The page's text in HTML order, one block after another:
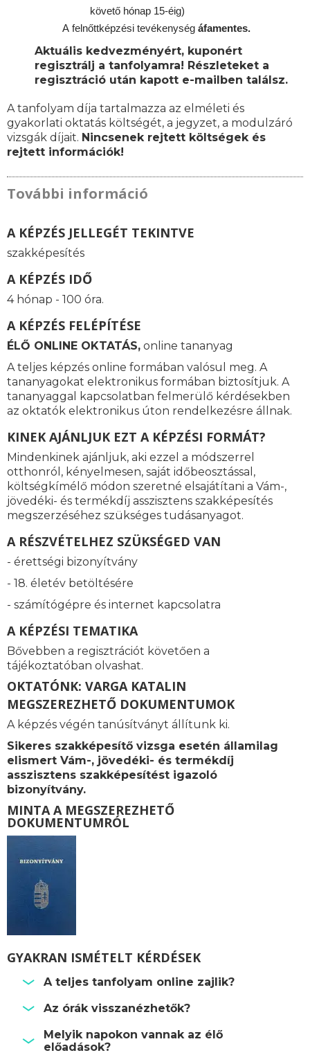
követő hónap 15-éig)
A felnőttképzési tevékenység áfamentes.
Aktuális kedvezményért, kuponért
regisztrálj a tanfolyamra! Részleteket a
regisztráció után kapott e-mailben találsz.
A tanfolyam díja tartalmazza az elméleti és
gyakorlati oktatás költségét, a jegyzet, a modulzáró
vizsgák díjait. Nincsenek rejtett költségek és
rejtett információk!
További információ
A KÉPZÉS JELLEGÉT TEKINTVE
szakképesítés
A KÉPZÉS IDŐ
4 hónap - 100 óra.
A KÉPZÉS FELÉPÍTÉSE
ÉLŐ ONLINE OKTATÁS, online tananyag
A teljes képzés online formában valósul meg. A
tananyagokat elektronikus formában biztosítjuk. A
tananyaggal kapcsolatban felmerülő kérdésekben
az oktatók elektronikus úton rendelkezésre állnak.
KINEK AJÁNLJUK EZT A KÉPZÉSI FORMÁT?
Mindenkinek ajánljuk, aki ezzel a módszerrel
otthonról, kényelmesen, saját időbeosztással,
költségkímélő módon szeretné elsajátítani a Vám-,
jövedéki- és termékdíj asszisztens szakképesítés
megszerzéséhez szükséges tudásanyagot.
A RÉSZVÉTELHEZ SZÜKSÉGED VAN
- érettségi bizonyítvány
- 18. életév betöltésére
- számítógépre és internet kapcsolatra
A KÉPZÉSI TEMATIKA
Bővebben a regisztrációt követően a
tájékoztatóban olvashat.
OKTATÓNK: VARGA KATALIN
MEGSZEREZHETŐ DOKUMENTUMOK
A képzés végén tanúsítványt állítunk ki.
Sikeres szakképesítő vizsga esetén államilag
elismert Vám-, jövedéki- és termékdíj
asszisztens szakképesítést igazoló
bizonyítvány.
MINTA A MEGSZEREZHETŐ
DOKUMENTUMRÓL
GYAKRAN ISMÉTELT KÉRDÉSEK
A teljes tanfolyam online zajlik?
Az órák visszanézhetők?
Melyik napokon vannak az élő
előadások?